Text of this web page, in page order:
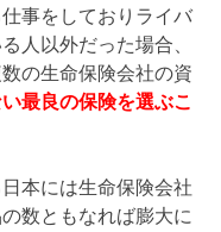
事をしておりライバ
人以外だった場合、
の生命保険会社の資
最良の保険を選ぶこ
本には生命保険会社
数ともなれば膨大に